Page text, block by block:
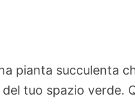
pianta succulenta
tuo spazio verde.